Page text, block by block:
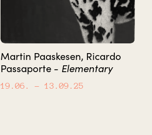
Martin Paaskesen, Ricardo
Passaporte - Elementary
19.06. – 13.09.25